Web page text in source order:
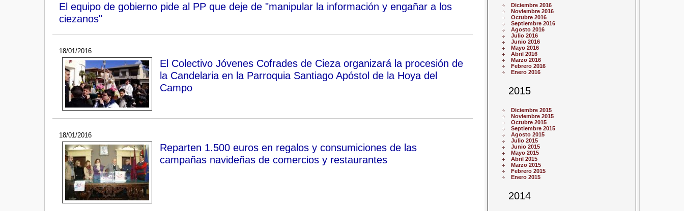
El equipo de gobierno pide al PP que deje de "manipular la información y engañar a los
ciezanos"
18/01/2016
El Colectivo Jóvenes Cofrades de Cieza organizará la procesión de
la Candelaria en la Parroquia Santiago Apóstol de la Hoya del
Campo
18/01/2016
Reparten 1.500 euros en regalos y consumiciones de las
campañas navideñas de comercios y restaurantes
Diciembre 2016
Noviembre 2016
Octubre 2016
Septiembre 2016
Agosto 2016
Julio 2016
Junio 2016
Mayo 2016
Abril 2016
Marzo 2016
Febrero 2016
Enero 2016
2015
Diciembre 2015
Noviembre 2015
Octubre 2015
Septiembre 2015
Agosto 2015
Julio 2015
Junio 2015
Mayo 2015
Abril 2015
Marzo 2015
Febrero 2015
Enero 2015
2014